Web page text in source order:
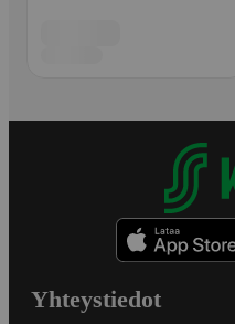
Yhteystiedot